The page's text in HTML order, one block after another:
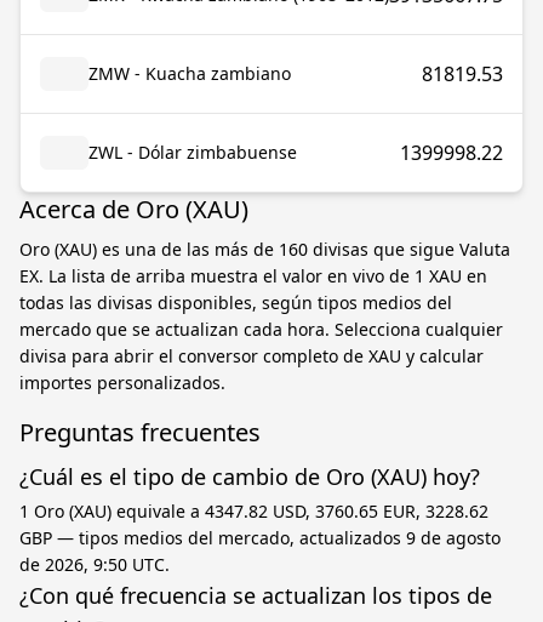
ZMW - Kuacha zambiano 81819.53
ZWL - Dólar zimbabuense 1399998.22
Acerca de Oro (XAU)
Oro (XAU) es una de las más de 160 divisas que sigue Valuta
EX. La lista de arriba muestra el valor en vivo de 1 XAU en
todas las divisas disponibles, según tipos medios del
mercado que se actualizan cada hora. Selecciona cualquier
divisa para abrir el conversor completo de XAU y calcular
importes personalizados.
Preguntas frecuentes
¿Cuál es el tipo de cambio de Oro (XAU) hoy?
1 Oro (XAU) equivale a 4347.82 USD, 3760.65 EUR, 3228.62
GBP — tipos medios del mercado, actualizados 9 de agosto
de 2026, 9:50 UTC.
¿Con qué frecuencia se actualizan los tipos de